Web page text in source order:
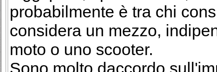
probabilmente è tra chi
considera un mezzo,
moto o uno scooter.
Sono molto daccordo